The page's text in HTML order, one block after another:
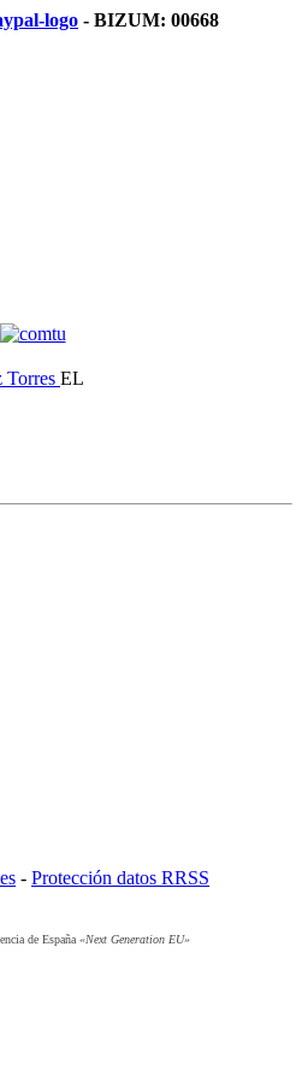
- BIZUM: 00668
Torres EL
- Protección datos RRSS
de España «Next Generation EU»